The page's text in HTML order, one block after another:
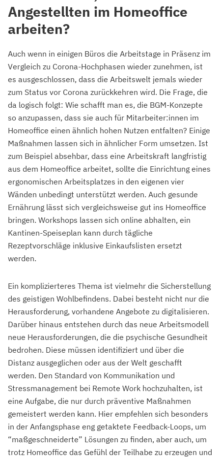
Angestellten im Homeoffice
arbeiten?
Auch wenn in einigen Büros die Arbeitstage in Präsenz im
Vergleich zu Corona-Hochphasen wieder zunehmen, ist
es ausgeschlossen, dass die Arbeitswelt jemals wieder
zum Status vor Corona zurückkehren wird. Die Frage, die
da logisch folgt: Wie schafft man es, die BGM-Konzepte
so anzupassen, dass sie auch für Mitarbeiter:innen im
Homeoffice einen ähnlich hohen Nutzen entfalten? Einige
Maßnahmen lassen sich in ähnlicher Form umsetzen. Ist
zum Beispiel absehbar, dass eine Arbeitskraft langfristig
aus dem Homeoffice arbeitet, sollte die Einrichtung eines
ergonomischen Arbeitsplatzes in den eigenen vier
Wänden unbedingt unterstützt werden. Auch gesunde
Ernährung lässt sich vergleichsweise gut ins Homeoffice
bringen. Workshops lassen sich online abhalten, ein
Kantinen-Speiseplan kann durch tägliche
Rezeptvorschläge inklusive Einkaufslisten ersetzt
werden.
Ein komplizierteres Thema ist vielmehr die Sicherstellung
des geistigen Wohlbefindens. Dabei besteht nicht nur die
Herausforderung, vorhandene Angebote zu digitalisieren.
Darüber hinaus entstehen durch das neue Arbeitsmodell
neue Herausforderungen, die die psychische Gesundheit
bedrohen. Diese müssen identifiziert und über die
Distanz ausgeglichen oder aus der Welt geschafft
werden. Den Standard von Kommunikation und
Stressmanagement bei Remote Work hochzuhalten, ist
eine Aufgabe, die nur durch präventive Maßnahmen
gemeistert werden kann. Hier empfehlen sich besonders
in der Anfangsphase eng getaktete Feedback-Loops, um
“maßgeschneiderte” Lösungen zu finden, aber auch, um
trotz Homeoffice das Gefühl der Teilhabe zu erzeugen und